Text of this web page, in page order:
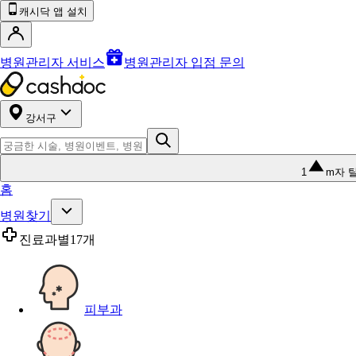
캐시닥 앱 설치
병원관리자 서비스 병원관리자 입점 문의
강서구
1 m자
홈
병원찾기
진료과별17개
피부과